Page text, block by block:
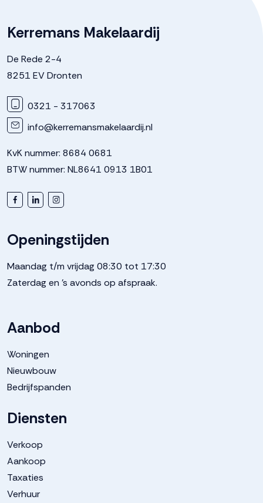
Kerremans Makelaardij
De Rede 2-4
8251 EV Dronten
0321 - 317063
info@kerremansmakelaardij.nl
KvK nummer: 8684 0681
BTW nummer: NL8641 0913 1B01
Openingstijden
Maandag t/m vrijdag 08:30 tot 17:30
Zaterdag en 's avonds op afspraak.
Aanbod
Woningen
Nieuwbouw
Bedrijfspanden
Diensten
Verkoop
Aankoop
Taxaties
Verhuur